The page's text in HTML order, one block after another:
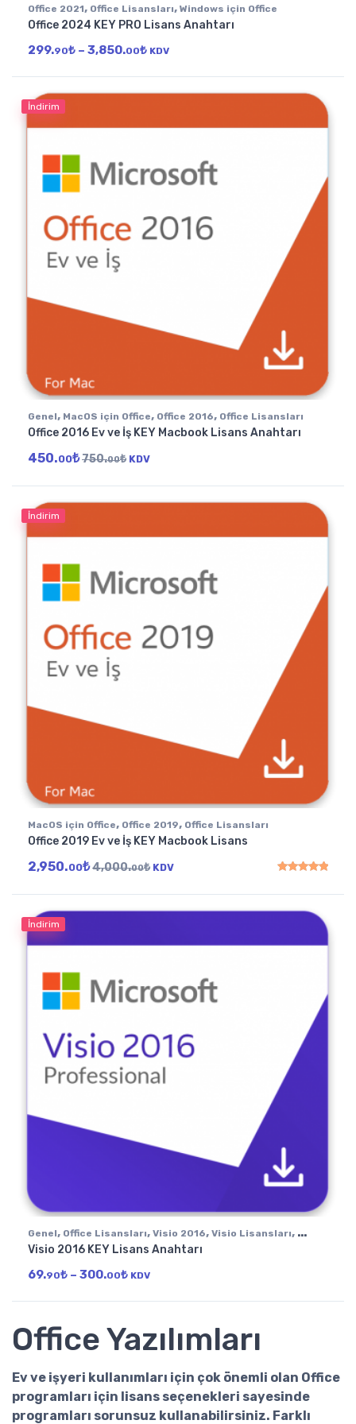
Office 2021, Office Lisansları, Windows için Office
Office 2024 KEY PRO Lisans Anahtarı
299.90₺ – 3,850.00₺Fiyat aralığı: 299.90₺ - 3,850.00₺
KDV
İndirim
Genel, MacOS için Office, Office 2016, Office Lisansları
Office 2016 Ev ve İş KEY Macbook Lisans Anahtarı
450.00₺750.00₺ KDV
İndirim
MacOS için Office, Office 2019, Office Lisansları
Office 2019 Ev ve İş KEY Macbook Lisans
2,950.00₺4,000.00₺ KDV
İndirim
Genel, Office Lisansları, Visio 2016, Visio Lisansları,
Windows için Office
Visio 2016 KEY Lisans Anahtarı
69.90₺ – 300.00₺Fiyat aralığı: 69.90₺ - 300.00₺
KDV
Office Yazılımları
Ev ve işyeri kullanımları için çok önemli olan Office
programları için lisans seçenekleri sayesinde
programları sorunsuz kullanabilirsiniz. Farklı